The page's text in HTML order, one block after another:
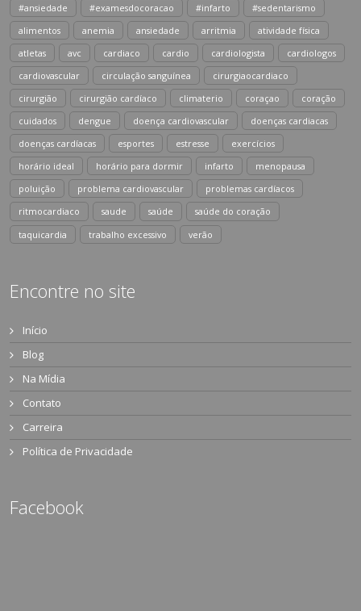
#ansiedade #examesdocoracao #infarto
#sedentarismo
alimentos
anemia ansiedade arritmia
atividade física
atletas
avc cardiaco cardio cardiologista
cardiologos
cardiovascular
circulação sanguínea
cirurgiaocardiaco
cirurgião
cirurgião cardíaco climaterio coraçao
coração
cuidados
dengue doença cardiovascular
doenças cardiacas
doenças cardíacas
esportes estresse
exercícios
horário ideal
horário para dormir infarto
menopausa
poluição
problema cardiovascular
problemas cardíacos
ritmocardiaco
saude saúde
saúde do coração
taquicardia
trabalho excessivo verão
Encontre no site
Início
Blog
Na Mídia
Contato
Carreira
Política de Privacidade
Facebook